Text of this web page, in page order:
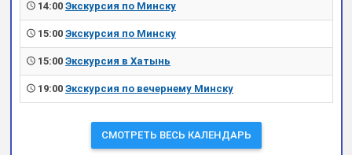
14:00 Экскурсия по Минску
15:00 Экскурсия по Минску
15:00 Экскурсия в Хатынь
19:00 Экскурсия по вечернему Минску
СМОТРЕТЬ ВЕСЬ КАЛЕНДАРЬ